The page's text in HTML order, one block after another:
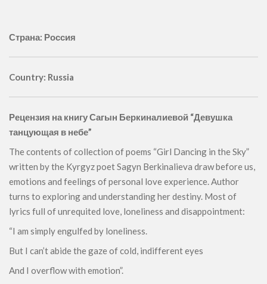
Страна: Россия
Country: Russia
Рецензия на книгу Сагын Беркиналиевой “Девушка
танцующая в небе”
The contents of collection of poems “Girl Dancing in the Sky”
written by the Kyrgyz poet Sagyn Berkinalieva draw before us,
emotions and feelings of personal love experience. Author
turns to exploring and understanding her destiny. Most of
lyrics full of unrequited love, loneliness and disappointment:
“I am simply engulfed by loneliness.
But I can’t abide the gaze of cold, indifferent eyes
And I overflow with emotion”.